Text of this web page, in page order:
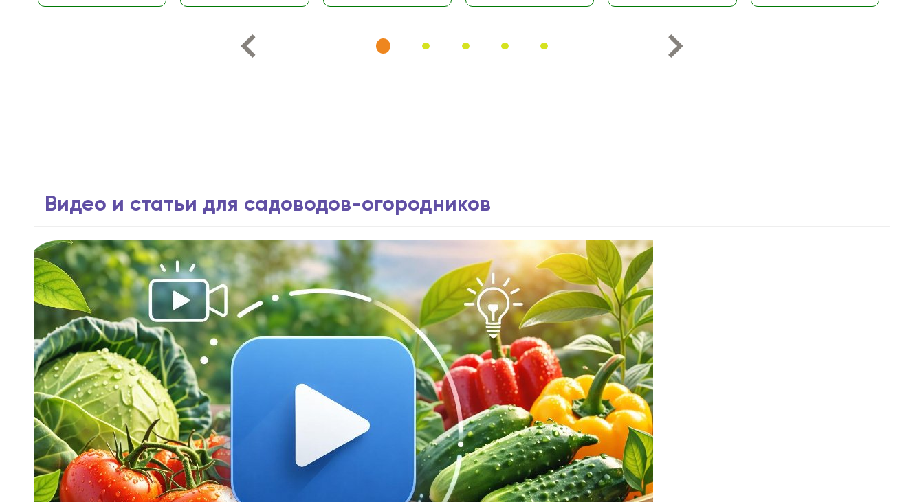
Видео и статьи для садоводов-огородников